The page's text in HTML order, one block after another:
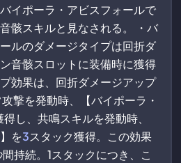
イポーラ・アビスフォールで
骸スキルと見なされる。 ・バ
ルのダメージタイプは回折ダ
音骸スロットに装備時に獲得
効果は、回折ダメージアップ
撃を発動時、【バイポーラ・
し、共鳴スキルを発動時、
を3スタック獲得。この効果
持続。1スタックにつき、こ